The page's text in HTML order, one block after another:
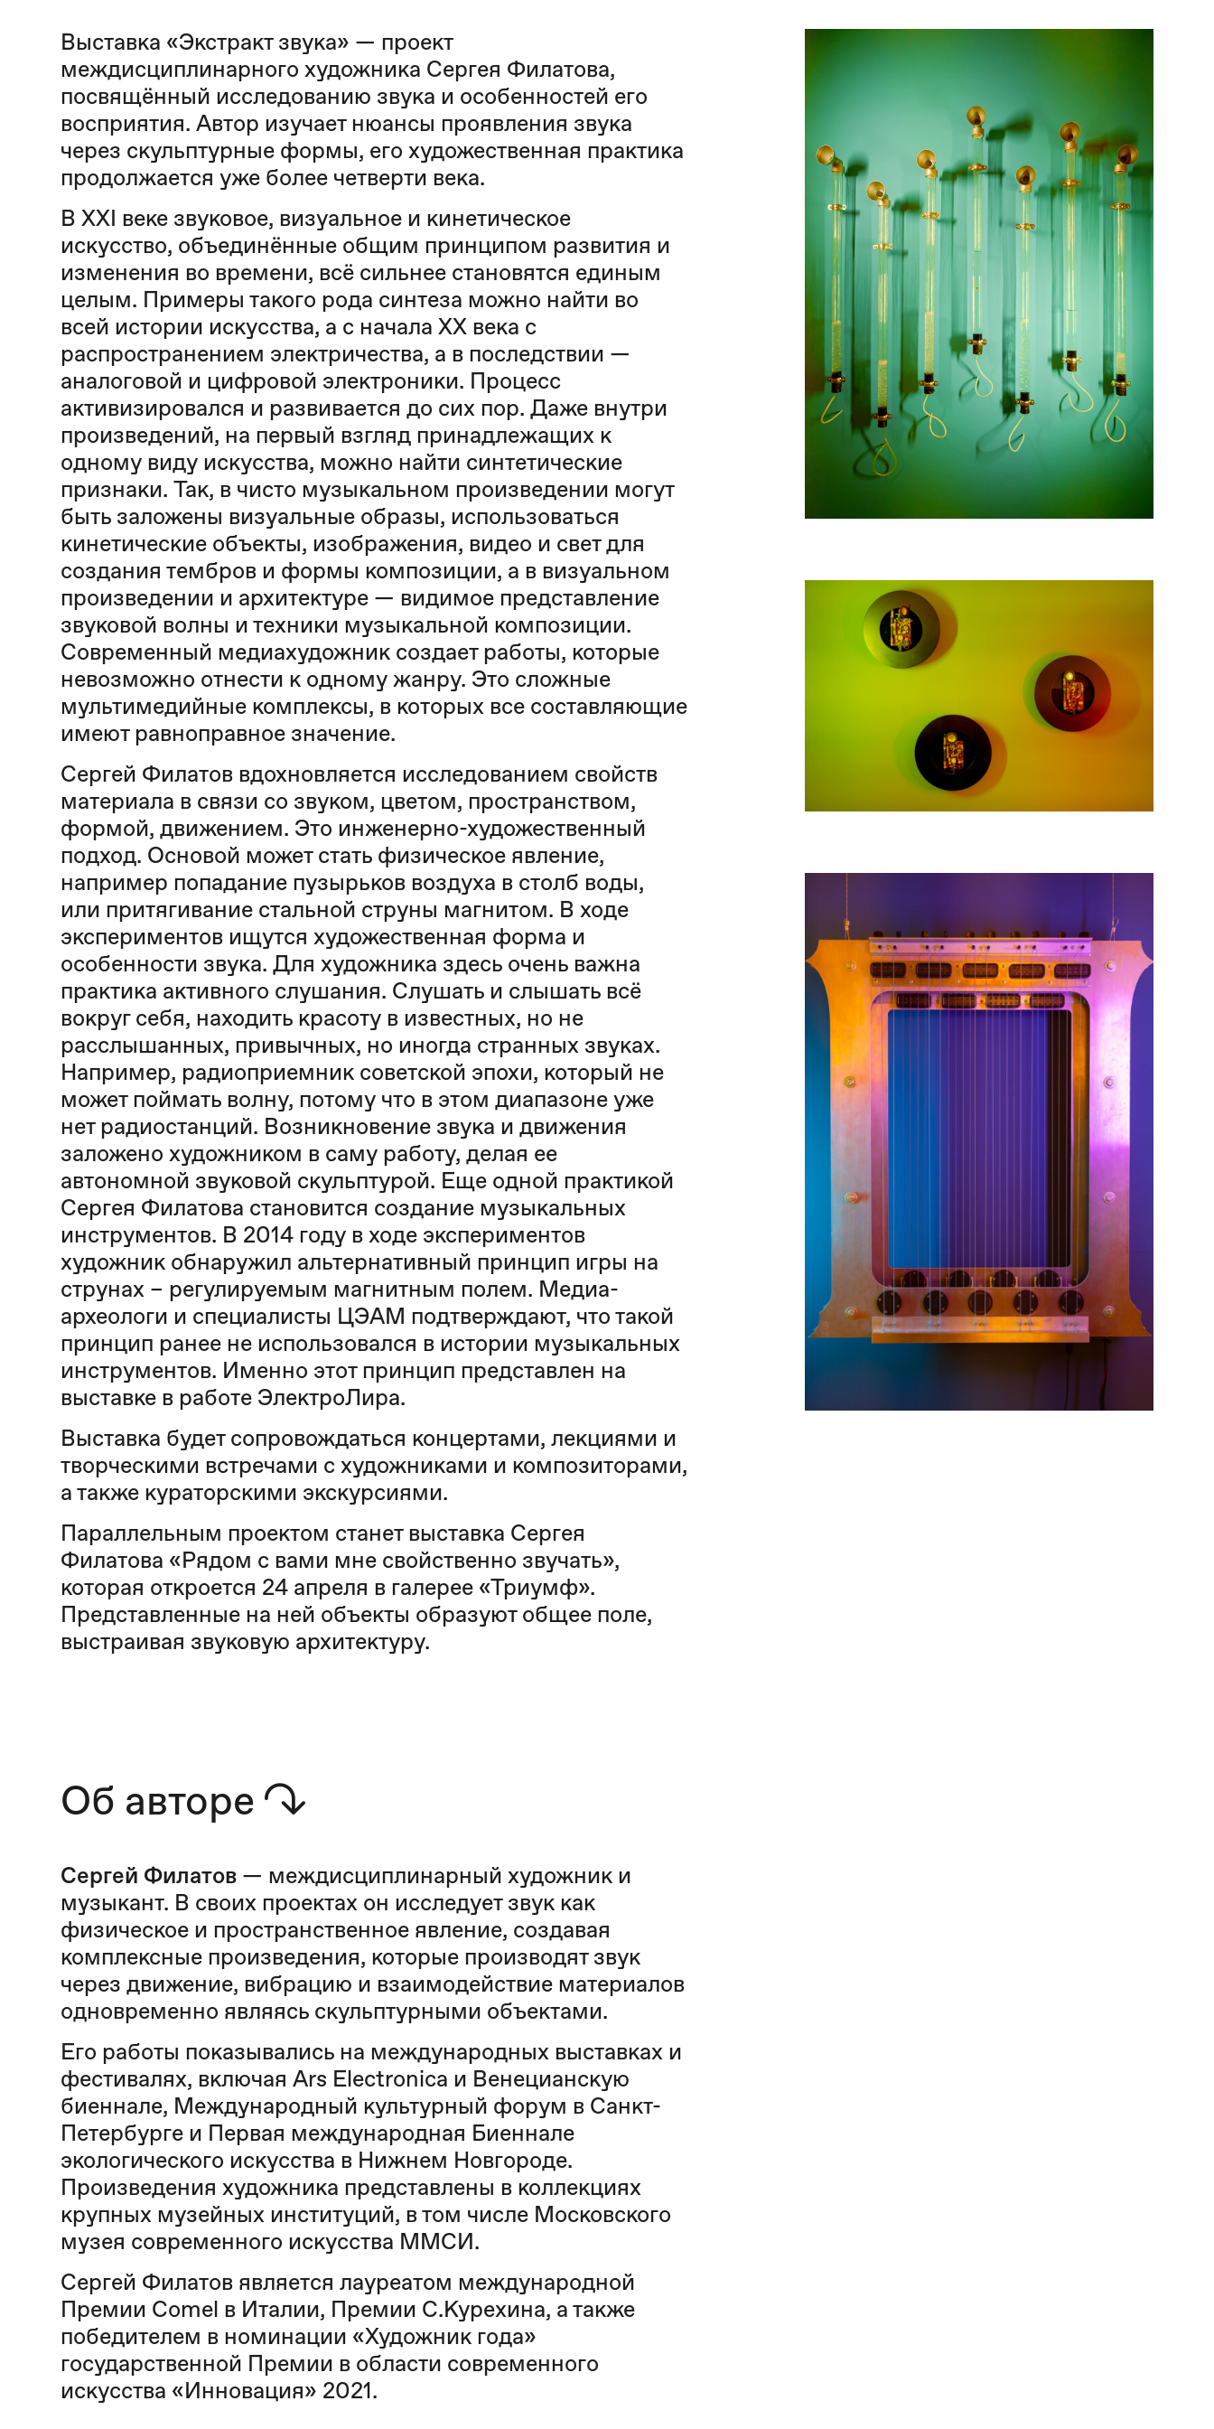
Выставка «Экстракт звука» — проект
междисциплинарного художника Сергея Филатова,
посвящённый исследованию звука и особенностей его
восприятия. Автор изучает нюансы проявления звука
через скульптурные формы, его художественная практика
продолжается уже более четверти века.
В XXI веке звуковое, визуальное и кинетическое
искусство, объединённые общим принципом развития и
изменения во времени, всё сильнее становятся единым
целым. Примеры такого рода синтеза можно найти во
всей истории искусства, а с начала XX века с
распространением электричества, а в последствии —
аналоговой и цифровой электроники. Процесс
активизировался и развивается до сих пор. Даже внутри
произведений, на первый взгляд принадлежащих к
одному виду искусства, можно найти синтетические
признаки. Так, в чисто музыкальном произведении могут
быть заложены визуальные образы, использоваться
кинетические объекты, изображения, видео и свет для
создания тембров и формы композиции, а в визуальном
произведении и архитектуре — видимое представление
звуковой волны и техники музыкальной композиции.
Современный медиахудожник создает работы, которые
невозможно отнести к одному жанру. Это сложные
мультимедийные комплексы, в которых все составляющие
имеют равноправное значение.
Сергей Филатов вдохновляется исследованием свойств
материала в связи со звуком, цветом, пространством,
формой, движением. Это инженерно-художественный
подход. Основой может стать физическое явление,
например попадание пузырьков воздуха в столб воды,
или притягивание стальной струны магнитом. В ходе
экспериментов ищутся художественная форма и
особенности звука. Для художника здесь очень важна
практика активного слушания. Слушать и слышать всё
вокруг себя, находить красоту в известных, но не
расслышанных, привычных, но иногда странных звуках.
Например, радиоприемник советской эпохи, который не
может поймать волну, потому что в этом диапазоне уже
нет радиостанций. Возникновение звука и движения
заложено художником в саму работу, делая ее
автономной звуковой скульптурой. Еще одной практикой
Сергея Филатова становится создание музыкальных
инструментов. В 2014 году в ходе экспериментов
художник обнаружил альтернативный принцип игры на
струнах – регулируемым магнитным полем. Медиа-
археологи и специалисты ЦЭАМ подтверждают, что такой
принцип ранее не использовался в истории музыкальных
инструментов. Именно этот принцип представлен на
выставке в работе ЭлектроЛира.
Выставка будет сопровождаться концертами, лекциями и
творческими встречами с художниками и композиторами,
а также кураторскими экскурсиями.
Параллельным проектом станет выставка Сергея
Филатова «Рядом с вами мне свойственно звучать»,
которая откроется 24 апреля в галерее «Триумф».
Представленные на ней объекты образуют общее поле,
выстраивая звуковую архитектуру.
Об авторе↷
Сергей Филатов — междисциплинарный художник и
музыкант. В своих проектах он исследует звук как
физическое и пространственное явление, создавая
комплексные произведения, которые производят звук
через движение, вибрацию и взаимодействие материалов
одновременно являясь скульптурными объектами.
Его работы показывались на международных выставках и
фестивалях, включая Ars Electronica и Венецианскую
биеннале, Международный культурный форум в Санкт-
Петербурге и Первая международная Биеннале
экологического искусства в Нижнем Новгороде.
Произведения художника представлены в коллекциях
крупных музейных институций, в том числе Московского
музея современного искусства ММСИ.
Сергей Филатов является лауреатом международной
Премии Comel в Италии, Премии С.Курехина, а также
победителем в номинации «Художник года»
государственной Премии в области современного
искусства «Инновация» 2021.